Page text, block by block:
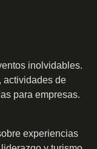
inolvidables.
actividades de
para empresas.
experiencias